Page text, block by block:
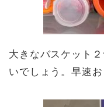
大きなバスケット
いでしょう。早速